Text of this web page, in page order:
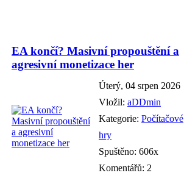
EA končí? Masivní propouštění a
agresivní monetizace her
Úterý, 04 srpen 2026
Vložil: aDDmin
Kategorie: Počítačové
hry
Spuštěno: 606x
Komentářů: 2